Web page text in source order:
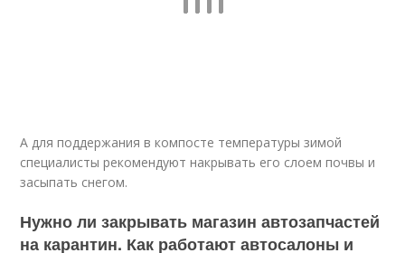
А для поддержания в компосте температуры зимой
специалисты рекомендуют накрывать его слоем почвы и
засыпать снегом.
Нужно ли закрывать магазин автозапчастей
на карантин. Как работают автосалоны и